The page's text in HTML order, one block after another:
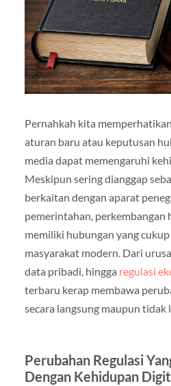
Pernahkah kita
aturan baru atau keputusan
media dapat memengaruhi
Meskipun sering dianggap
berkaitan dengan aparat
pemerintahan, perkembangan
memiliki hubungan yang
masyarakat modern. Dari
data pribadi, hingga regulasi
terbaru kerap membawa
secara langsung maupun tidak
Perubahan Regulasi
Dengan Kehidupan